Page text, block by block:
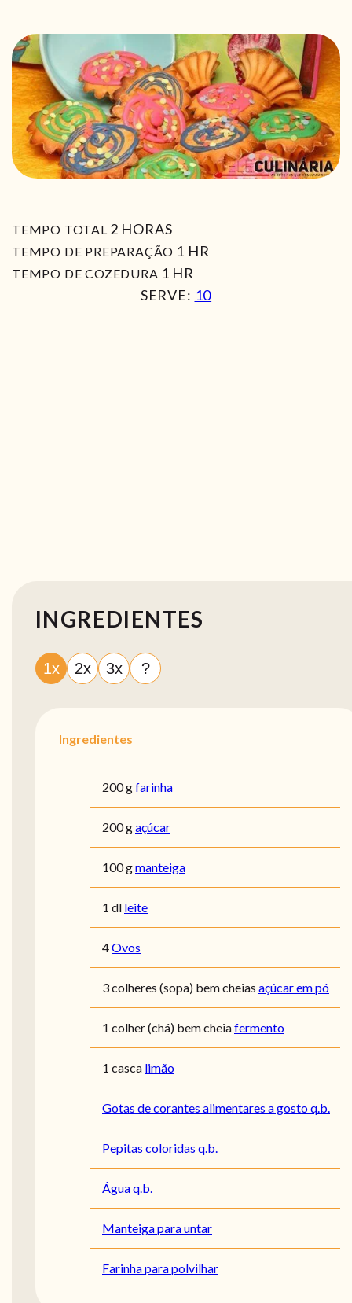
TEMPO TOTAL 2HORAS
HORAS
TEMPO DE PREPARAÇÃO 1 HORA
HR
TEMPO DE COZEDURA 1 HORA
HR
SERVE: 10
INGREDIENTES
1x 2x 3x ?
Ingredientes
200 gfarinha
200 gaçúcar
100 gmanteiga
1 dl leite
4Ovos
3 colheres (sopa) bem cheias açúcar em pó
1 colher (chá) bem cheiafermento
1 casca limão
Gotas de corantes alimentares a gosto q.b.
Pepitas coloridas q.b.
Água q.b.
Manteiga para untar
Farinha para polvilhar